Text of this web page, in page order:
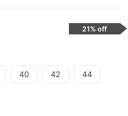
21% off
40 42 44